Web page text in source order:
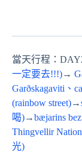
當天行程：
一定要去!!!)→
Garðskagaviti、
(rainbow street)→
喝)→bæjarins
Thingvellir
光)